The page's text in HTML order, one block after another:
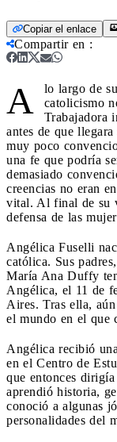
Copiar el enlace
Compartir en :
A
lo largo de
catolicismo
Trabajadora
antes de que
muy poco
una fe que podría
demasiado
creencias no eran
vital. Al final de su
defensa de las
Angélica Fuselli
católica. Sus
María Ana Duffy
Angélica, el 11 de
Aires. Tras ella,
el mundo en el que
Angélica recibió
en el Centro de
que entonces
aprendió historia,
conoció a algunas
personalidades del